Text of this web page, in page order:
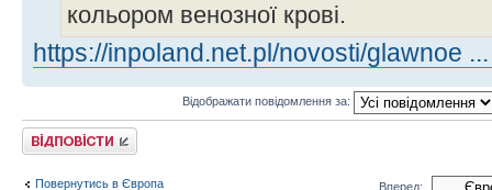
кольором венозної крові.
https://inpoland.net.pl/novosti/glawnoe
Відображати повідомлення за:
Відповісти
Повернутись в Європа Вперед: